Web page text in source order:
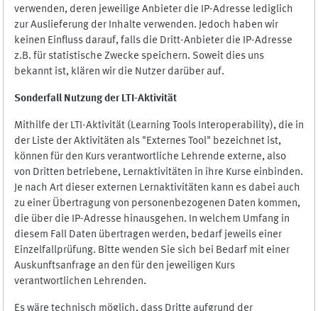
verwenden, deren jeweilige Anbieter die IP-Adresse lediglich
zur Auslieferung der Inhalte verwenden. Jedoch haben wir
keinen Einfluss darauf, falls die Dritt-Anbieter die IP-Adresse
z.B. für statistische Zwecke speichern. Soweit dies uns
bekannt ist, klären wir die Nutzer darüber auf.
Sonderfall Nutzung der LTI-Aktivität
Mithilfe der LTI-Aktivität (Learning Tools Interoperability), die in
der Liste der Aktivitäten als "Externes Tool" bezeichnet ist,
können für den Kurs verantwortliche Lehrende externe, also
von Dritten betriebene, Lernaktivitäten in ihre Kurse einbinden.
Je nach Art dieser externen Lernaktivitäten kann es dabei auch
zu einer Übertragung von personenbezogenen Daten kommen,
die über die IP-Adresse hinausgehen. In welchem Umfang in
diesem Fall Daten übertragen werden, bedarf jeweils einer
Einzelfallprüfung. Bitte wenden Sie sich bei Bedarf mit einer
Auskunftsanfrage an den für den jeweiligen Kurs
verantwortlichen Lehrenden.
Es wäre technisch möglich, dass Dritte aufgrund der